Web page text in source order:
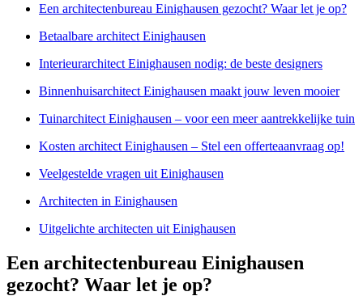
Een architectenbureau Einighausen gezocht? Waar let je op?
Betaalbare architect Einighausen
Interieurarchitect Einighausen nodig: de beste designers
Binnenhuisarchitect Einighausen maakt jouw leven mooier
Tuinarchitect Einighausen – voor een meer aantrekkelijke tuin
Kosten architect Einighausen – Stel een offerteaanvraag op!
Veelgestelde vragen uit Einighausen
Architecten in Einighausen
Uitgelichte architecten uit Einighausen
Een architectenbureau Einighausen
gezocht? Waar let je op?